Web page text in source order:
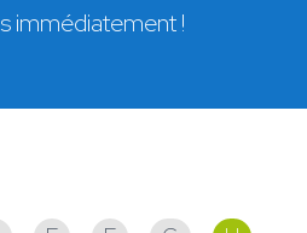
immédiatement !